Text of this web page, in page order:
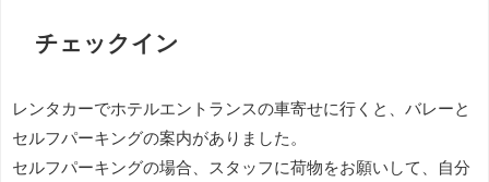
チェックイン
レンタカーでホテルエントランスの車寄せに行くと、バレーと
セルフパーキングの案内がありました。
セルフパーキングの場合、スタッフに荷物をお願いして、自分